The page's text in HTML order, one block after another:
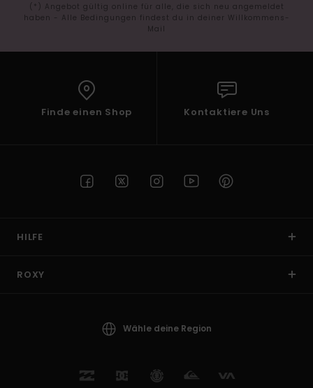
(*) Angebot gültig online für alle, die sich neu angemeldet
haben - Alle Bedingungen findest du in deiner Willkommens-
Mail
Finde einen Shop Kontaktiere Uns
HILFE
ROXY
Wähle deine Region